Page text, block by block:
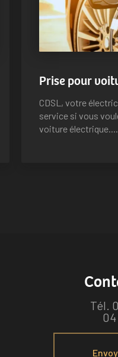
Prise pour
CDSL, votre
service si vous
voiture électrique....
Tél.
04